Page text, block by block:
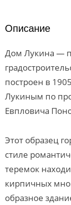
Описание
Дом Лукина —
построен в
Лукиным по
Евпловича
Этот образец
стиле
теремок
кирпичных
образное